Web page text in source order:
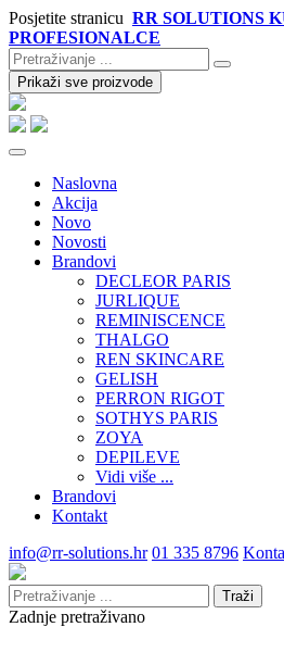
Posjetite stranicu RR SOLUTIONS
PROFESIONALCE
Prikaži sve proizvode
Naslovna
Akcija
Novo
Novosti
Brandovi
DECLEOR PARIS
JURLIQUE
REMINISCENCE
THALGO
REN SKINCARE
GELISH
PERRON RIGOT
SOTHYS PARIS
ZOYA
DEPILEVE
Vidi više ...
Brandovi
Kontakt
info@rr-solutions.hr 01 335 8796
Traži
Zadnje pretraživano